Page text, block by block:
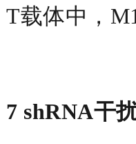
T载体中，
7 shRNA干